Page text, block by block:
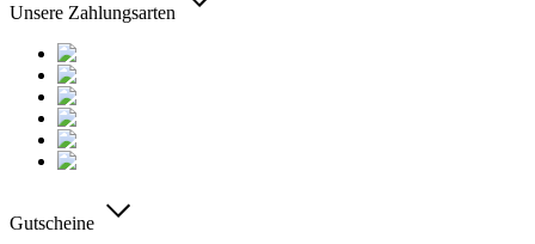
Unsere Zahlungsarten
Gutscheine